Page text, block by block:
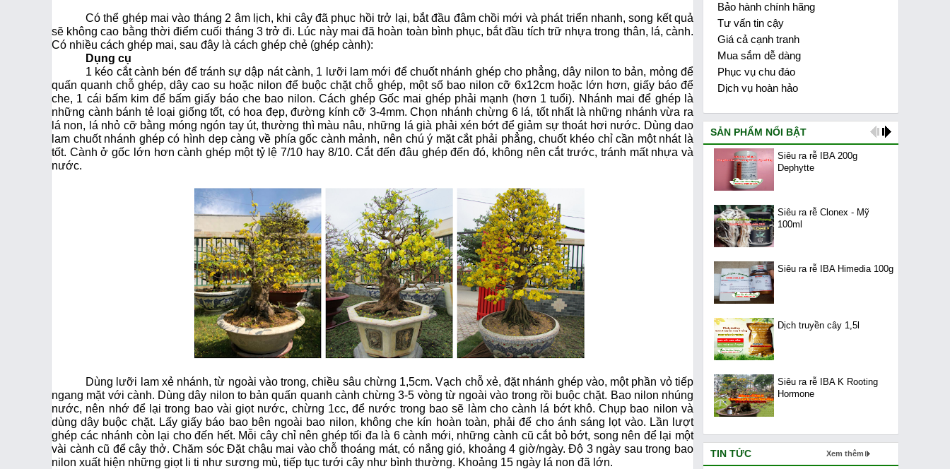
Có thể ghép mai vào tháng 2 âm lịch, khi cây đã phục hồi trở lại, bắt đầu đâm chồi mới và phát triển nhanh, song kết quả
sẽ không cao bằng thời điểm cuối tháng 3 trở đi. Lúc này mai đã hoàn toàn bình phục, bắt đầu tích trữ nhựa trong thân, lá, cành.
Có nhiều cách ghép mai, sau đây là cách ghép chẻ (ghép cành):
Dụng cụ
1 kéo cắt cành bén để tránh sự dập nát cành, 1 lưỡi lam mới để chuốt nhánh ghép cho phẳng, dây nilon to bản, mỏng để
quấn quanh chỗ ghép, dây cao su hoặc nilon để buộc chặt chỗ ghép, một số bao nilon cỡ 6x12cm hoặc lớn hơn, giấy báo để
che, 1 cái bấm kim để bấm giấy báo che bao nilon. Cách ghép Gốc mai ghép phải mạnh (hơn 1 tuổi). Nhánh mai để ghép là
những cành bánh tẻ loại giống tốt, có hoa đẹp, đường kính cỡ 3-4mm. Chọn nhánh chừng 6 lá, tốt nhất là những nhánh vừa ra
lá non, lá nhỏ cỡ bằng móng ngón tay út, thường thì màu nâu, những lá già phải xén bớt để giảm sự thoát hơi nước. Dùng dao
lam chuốt nhánh ghép có hình dẹp càng về phía gốc cành mảnh, nên chú ý mặt cắt phải phẳng, chuốt khéo chỉ cần một nhát là
tốt. Cành ở gốc lớn hơn cành ghép một tỷ lệ 7/10 hay 8/10. Cắt đến đâu ghép đến đó, không nên cắt trước, tránh mất nhựa và
nước.
Dùng lưỡi lam xẻ nhánh, từ ngoài vào trong, chiều sâu chừng 1,5cm. Vạch chỗ xẻ, đặt nhánh ghép vào, một phần vỏ tiếp
ngang mặt với cành. Dùng dây nilon to bản quấn quanh cành chừng 3-5 vòng từ ngoài vào trong rồi buộc chặt. Bao nilon nhúng
nước, nên nhớ để lại trong bao vài giọt nước, chừng 1cc, để nước trong bao sẽ làm cho cành lá bớt khô. Chụp bao nilon và
dùng dây buộc chặt. Lấy giấy báo bao bên ngoài bao nilon, không che kín hoàn toàn, phải để cho ánh sáng lọt vào. Lần lượt
ghép các nhánh còn lại cho đến hết. Mỗi cây chỉ nên ghép tối đa là 6 cành mới, những cành cũ cắt bỏ bớt, song nên để lại một
vài cành cũ để cây thở. Chăm sóc Đặt chậu mai vào chỗ thoáng mát, có nắng gió, khoảng 4 giờ/ngày. Độ 3 ngày sau trong bao
nilon xuất hiện những giọt li ti như sương mù, tiếp tục tưới cây như bình thường. Khoảng 15 ngày lá non đã lớn.
2
Bảo hành chính hãng
3
Tư vấn tin cậy
4
Giá cả cạnh tranh
5
Mua sắm dễ dàng
6
Phục vụ chu đáo
7
Dịch vụ hoàn hảo
SẢN PHẨM NỔI BẬT
Siêu ra rễ IBA 200g
Dephytte
Siêu ra rễ Clonex - Mỹ
100ml
Siêu ra rễ IBA Himedia 100g
Dịch truyền cây 1,5l
Siêu ra rễ IBA K Rooting
Hormone
TIN TỨC Xem thêm